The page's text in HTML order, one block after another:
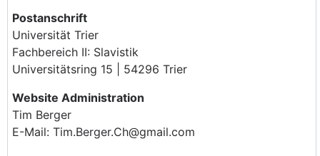
Postanschrift
Universität Trier
Fachbereich II: Slavistik
Universitätsring 15 | 54296 Trier
Website Administration
Tim Berger
E-Mail: Tim.Berger.Ch@gmail.com